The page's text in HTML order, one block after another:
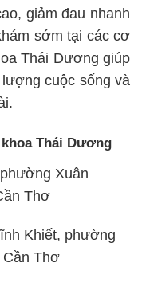
giảm đau nhanh
sớm tại các cơ
Thái Dương giúp
cuộc sống và
Thái Dương
Xuân
Thơ
Khiết, phường
Cần Thơ